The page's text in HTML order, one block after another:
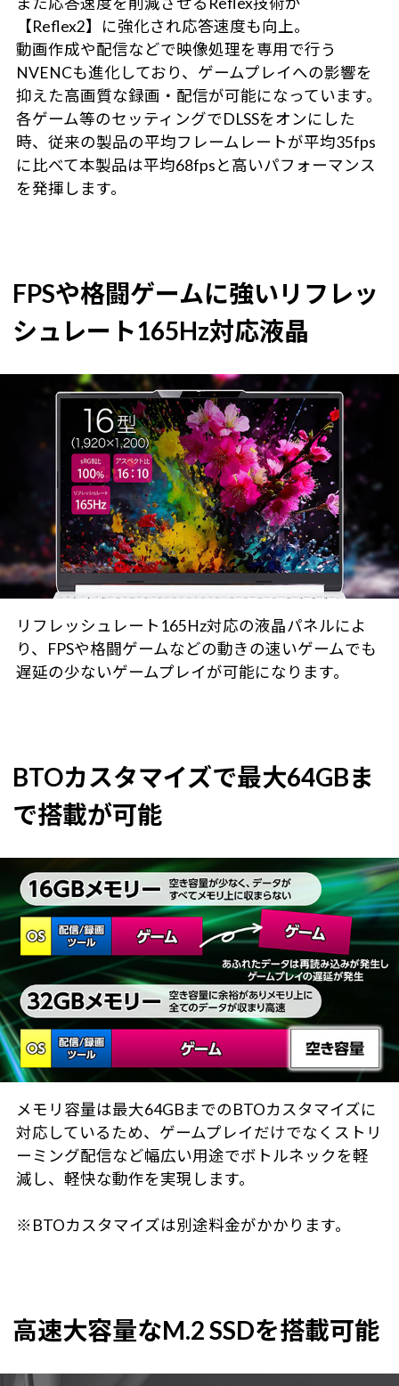
【Reflex2】に強化され応答速度も向上。
動画作成や配信などで映像処理を専用で行う
NVENCも進化しており、ゲームプレイへの影響を
抑えた高画質な録画・配信が可能になっています。
各ゲーム等のセッティングでDLSSをオンにした
時、従来の製品の平均フレームレートが平均35fps
に比べて本製品は平均68fpsと高いパフォーマンス
を発揮します。
FPSや格闘ゲームに強いリフレッ
シュレート165Hz対応液晶
リフレッシュレート165Hz対応の液晶パネルによ
り、FPSや格闘ゲームなどの動きの速いゲームでも
遅延の少ないゲームプレイが可能になります。
BTOカスタマイズで最大64GBま
で搭載が可能
メモリ容量は最大64GBまでのBTOカスタマイズに
対応しているため、ゲームプレイだけでなくストリ
ーミング配信など幅広い用途でボトルネックを軽
減し、軽快な動作を実現します。
※BTOカスタマイズは別途料金がかかります。
高速大容量なM.2 SSDを搭載可能